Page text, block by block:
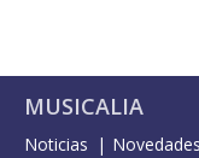
MUSICALIA
Noticias Novedades